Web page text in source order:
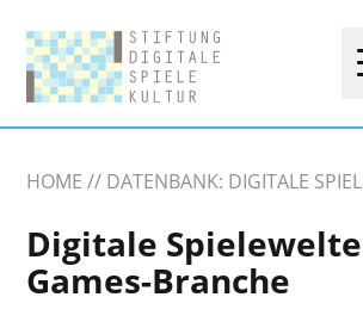
HOME DATENBANK: DIGITALE
Digitale
Games-Branche